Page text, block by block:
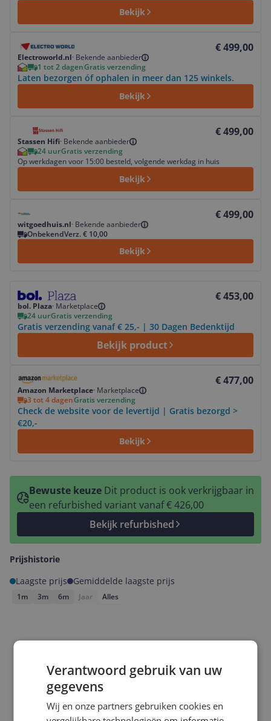
Bekijk
Electroworld.nl· Bekende aanbieder
€ 499,00
1 tot 2 dagenGratis verzending
Laten bezorgen óf ophalen in meer dan 125 winkels.
Bekijk
Stassen Hifi· Bekende aanbieder
€ 499,00
24 uurGratis verzending
Op werkdagen voor 15:00 besteld, volgende werkdag in huis
Bekijk
witgoedhuis.nl· Bekende aanbieder
€ 499,00
OnbekendVerz. € 10,00
Bekijk
bol. Plaza· Marketplace
€ 453,00
24 uurGratis verzending
Gratis verzending vanaf € 25,- | 30 Dagen Bedenktijd
Bekijk product
Bekijk product
Amazon Marketplace· Marketplace
€ 477,00
3 tot 4 dagenGratis verzending
Check de website voor de levertijd | Gratis bezorgd >
€20,-
Bekijk
Bekijk product
Bewuste keuze Dit product is ook verkrijgbaar in
een refurbished variant vanaf € 426,00
Bekijk refurbished
Prijshistorie
Laagste prijs
Gemiddelde laagste prijs
1m 3m 6m Jaar Alles
Verantwoord gebruik van uw
gegevens
Wij en onze partners gebruiken cookies en